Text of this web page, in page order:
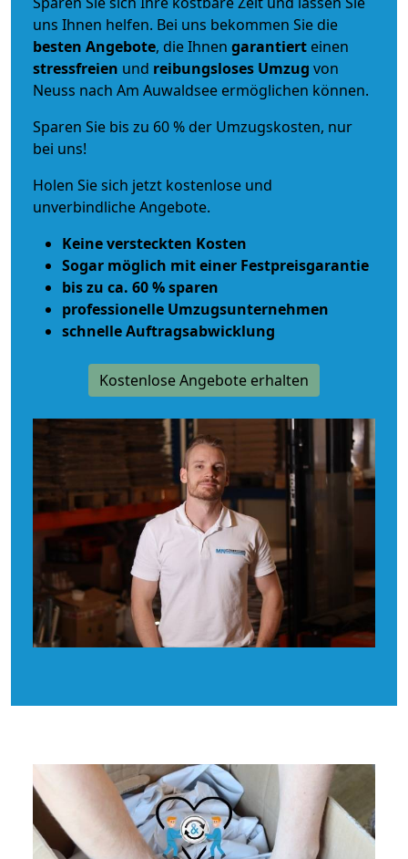
uns Ihnen helfen. Bei uns bekommen Sie die
besten Angebote, die Ihnen garantiert einen
stressfreien und reibungsloses Umzug von
Neuss nach Am Auwaldsee ermöglichen können.
Sparen Sie bis zu 60 % der Umzugskosten, nur
bei uns!
Holen Sie sich jetzt kostenlose und
unverbindliche Angebote.
Keine versteckten Kosten
Sogar möglich mit einer Festpreisgarantie
bis zu ca. 60 % sparen
professionelle Umzugsunternehmen
schnelle Auftragsabwicklung
Kostenlose Angebote erhalten